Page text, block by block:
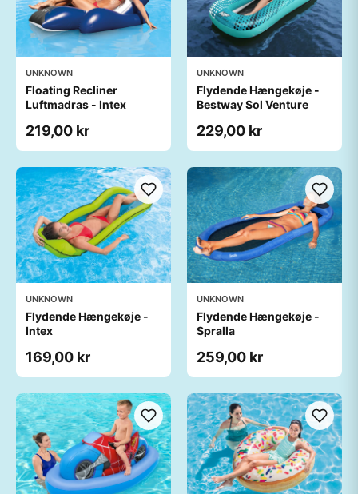
UNKNOWN
Floating Recliner
Luftmadras - Intex
219,00 kr
UNKNOWN
Flydende Hængekøje -
Bestway Sol Venture
229,00 kr
UNKNOWN
Flydende Hængekøje -
Intex
169,00 kr
UNKNOWN
Flydende Hængekøje -
Spralla
259,00 kr